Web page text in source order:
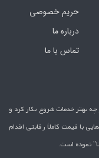
حریم خصوصی
درباره ما
تماس با ما
در ارائه هر چه بهتر خدمات شروع بکار کرد و
با قیمت کاملاَ رقابتی اقدام
نموده است.